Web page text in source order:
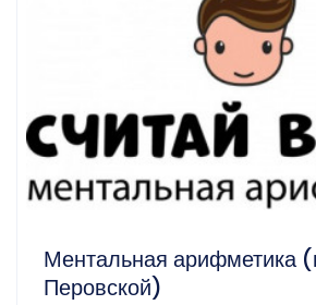
Ментальная арифметика
Перовской)